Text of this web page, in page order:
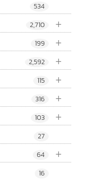
534
+
2,710
+
199
+
2,592
+
115
+
316
+
103
27
+
64
16